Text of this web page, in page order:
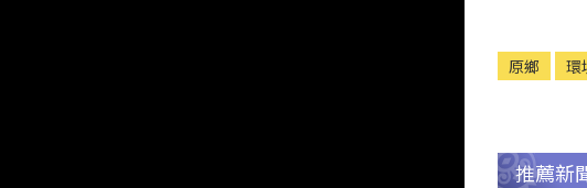
原鄉 環
推薦新